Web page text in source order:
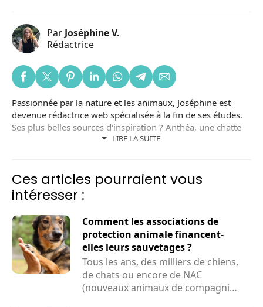
Par Joséphine V.
Rédactrice
LIRE LA SUITE
Passionnée par la nature et les animaux, Joséphine est
devenue rédactrice web spécialisée à la fin de ses études.
Ses plus belles sources d'inspiration ? Anthéa, une chatte
noire adoptée dans un refuge local ; et Lizzy, une chienne
Ces articles pourraient vous
intéresser :
Comment les associations de
protection animale financent-
elles leurs sauvetages ?
Tous les ans, des milliers de chiens,
de chats ou encore de NAC
(nouveaux animaux de compagnie)